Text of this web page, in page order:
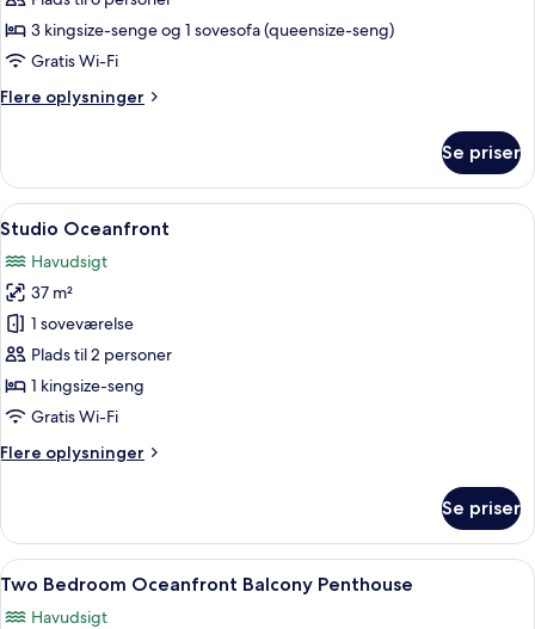
havet
-
2
-
3 kingsize-senge og 1 sovesofa (queensize-seng)
Gratis Wi-Fi
Flere oplysninger
Flere
-
soveværelser
balkon
Se priser
Indlæs
alle
billeder
af
Studio
Oceanfront
Et moderne hotelværelse med en
5
Studio Oceanfront
Havudsigt
37 m²
1 soveværelse
Plads til 2 personer
1 kingsize-seng
Gratis Wi-Fi
Flere oplysninger
Flere
Oceanfront
Se priser
Indlæs
alle
En moderne stue med sofa,
11
Two Bedroom Oceanfront Balcony Penthouse
Havudsigt